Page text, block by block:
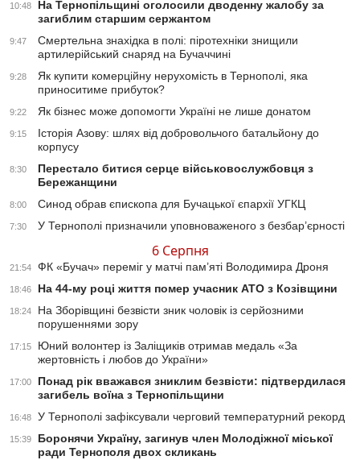
10:48
На Тернопільщині оголосили дводенну жалобу за
загиблим старшим сержантом
9:47
Смертельна знахідка в полі: піротехніки знищили
артилерійський снаряд на Бучаччині
9:28
Як купити комерційну нерухомість в Тернополі, яка
приноситиме прибуток?
9:22 Як бізнес може допомогти Україні не лише донатом
9:15
Історія Азову: шлях від добровольчого батальйону до
корпусу
8:30
Перестало битися серце військовослужбовця з
Бережанщини
8:00 Синод обрав єпископа для Бучацької єпархії УГКЦ
7:30 У Тернополі призначили уповноваженого з безбар’єрності
6 Серпня
21:54 ФК «Бучач» переміг у матчі пам’яті Володимира Дроня
18:46 На 44-му році життя помер учасник АТО з Козівщини
18:24
На Зборівщині безвісти зник чоловік із серйозними
порушеннями зору
17:15
Юний волонтер із Заліщиків отримав медаль «За
жертовність і любов до України»
17:00
Понад рік вважався зниклим безвісти: підтвердилася
загибель воїна з Тернопільщини
16:48 У Тернополі зафіксували черговий температурний рекорд
15:39
Боронячи Україну, загинув член Молодіжної міської
ради Тернополя двох скликань